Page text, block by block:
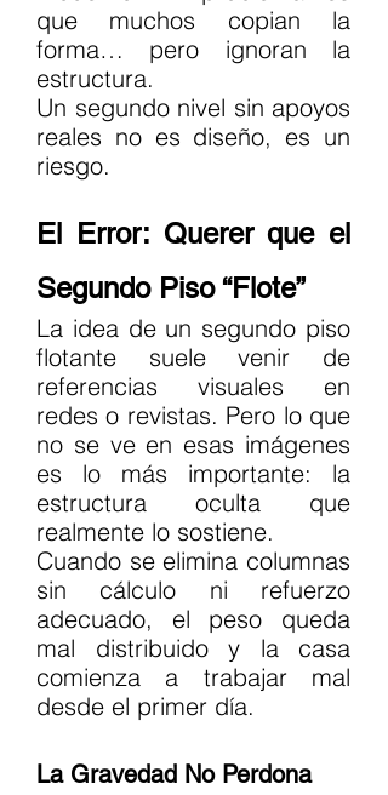
que muchos copian la
forma… pero ignoran la
estructura.
Un segundo nivel sin apoyos
reales no es diseño, es un
riesgo.
El Error: Querer que el
Segundo Piso “Flote”
La idea de un segundo piso
flotante suele venir de
referencias visuales en
redes o revistas. Pero lo que
no se ve en esas imágenes
es lo más importante: la
estructura oculta que
realmente lo sostiene.
Cuando se elimina columnas
sin cálculo ni refuerzo
adecuado, el peso queda
mal distribuido y la casa
comienza a trabajar mal
desde el primer día.
La Gravedad No Perdona